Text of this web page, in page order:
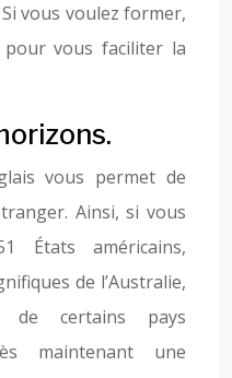
vous voulez former,
pour vous faciliter la
vous permet de
Ainsi, si vous
États américains,
de l’Australie,
de certains pays
maintenant une